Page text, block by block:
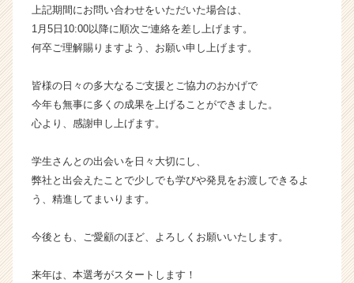
が
届
く
活
サ
ト
ア
キ
ャ
e
上記期間にお問い合わせをいただいた場合は、
1月5日10:00以降に順次ご連絡を差し上げます。
何卒ご理解賜りますよう、お願い申し上げます。
皆様の日々の多大なるご支援とご協力のおかげで
今年も無事に多くの成果を上げることができました。
心より、感謝申し上げます。
学生さんとの出会いを日々大切にし、
弊社と出会えたことで少しでも学びや発見をお渡しできるよ
う、精進してまいります。
今後とも、ご愛顧のほど、よろしくお願いいたします。
来年は、本選考がスタートします！